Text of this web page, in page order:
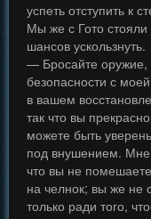
успеть отступить к
Мы же с Гото стояли
шансов ускользнуть.
— Бросайте
безопасности с
в вашем
так что вы
можете быть
под внушением. Мне
что вы не
на челнок; вы же не
только ради того,